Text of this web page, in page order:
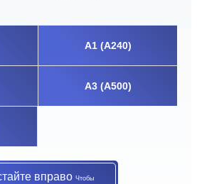
А1 (А240)
А3 (А500)
вправо Чтобы